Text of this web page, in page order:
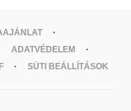
ADATVÉDELEM
SÜTI BEÁLLÍTÁSOK